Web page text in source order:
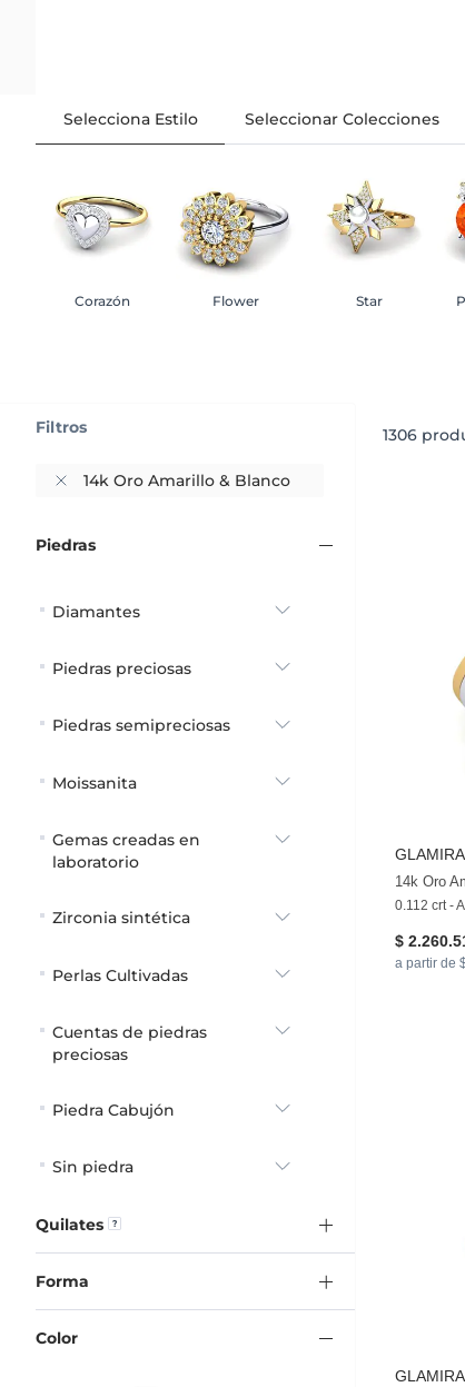
Selecciona Estilo
Corazón Flower Star
Seleccionar Colecciones
1306
GLAMIRA
14k Oro
0.112 crt -
$
a partir de
GLAMIRA
Filtros
14k Oro Amarillo & Blanco
Piedras
Diamantes
Piedras preciosas
Piedras semipreciosas
Moissanita
Gemas creadas en
laboratorio
Zirconia sintética
Perlas Cultivadas
Cuentas de piedras
preciosas
Piedra Cabujón
Sin piedra
Quilates
Forma
Color